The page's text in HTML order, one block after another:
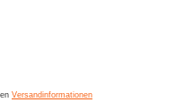
Versandinformationen